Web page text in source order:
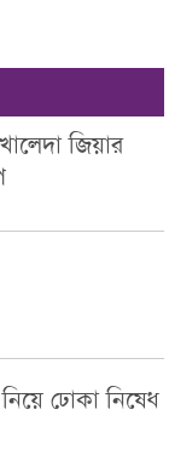
জিয়ার
ঢোকা নিষেধ